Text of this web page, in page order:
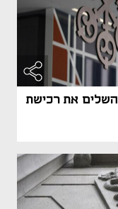
הציל את המתחרה מקריסה: UBS השלים את רכישת